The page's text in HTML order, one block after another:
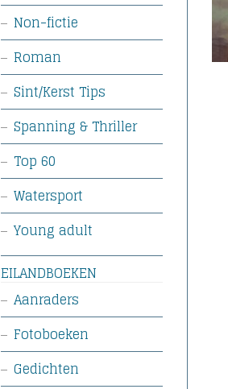
Non-fictie
Roman
Sint/Kerst Tips
Spanning & Thriller
Top 60
Watersport
Young adult
EILANDBOEKEN
Aanraders
Fotoboeken
Gedichten